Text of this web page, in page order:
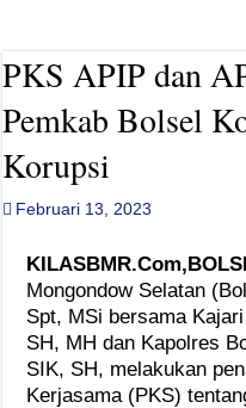
PKS APIP dan
Pemkab Bolsel
Korupsi
Februari 13, 2023
Mongondow Selatan
Spt, MSi bersama
SH, MH dan Kapolres
SIK, SH, melakukan
Kerjasama (PKS)